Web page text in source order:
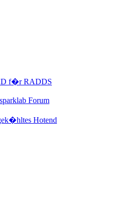
f�r RADDS
Forum
Hotend